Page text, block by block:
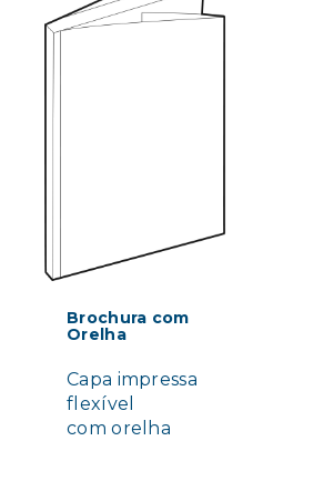
Brochura com
Orelha
Capa impressa
flexível
com orelha